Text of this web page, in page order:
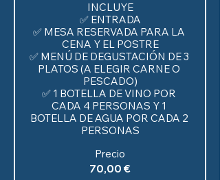
INCLUYE
✅ ENTRADA
✅ MESA RESERVADA PARA LA
CENA Y EL POSTRE
✅ MENÚ DE DEGUSTACIÓN DE 3
PLATOS (A ELEGIR CARNE O
PESCADO)
✅ 1 BOTELLA DE VINO POR
CADA 4 PERSONAS Y 1
BOTELLA DE AGUA POR CADA 2
PERSONAS
Precio
70,00 €